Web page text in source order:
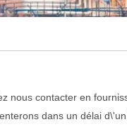
nous contacter en
dans un délai